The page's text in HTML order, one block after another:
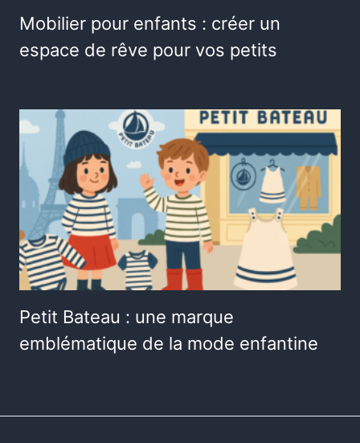
Mobilier pour enfants : créer un
espace de rêve pour vos petits
Petit Bateau : une marque
emblématique de la mode enfantine